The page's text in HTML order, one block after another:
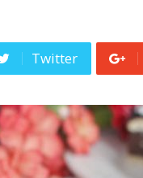
Twitter